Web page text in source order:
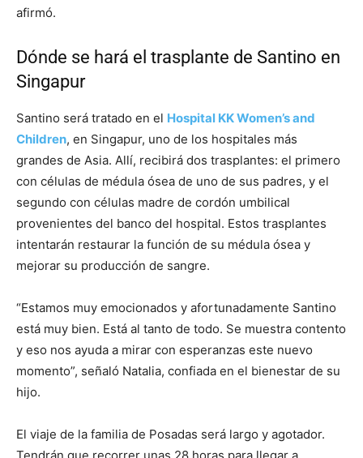
afirmó.
Dónde se hará el trasplante de Santino en
Singapur
Santino será tratado en el Hospital KK Women’s and
Children, en Singapur, uno de los hospitales más
grandes de Asia. Allí, recibirá dos trasplantes: el primero
con células de médula ósea de uno de sus padres, y el
segundo con células madre de cordón umbilical
provenientes del banco del hospital. Estos trasplantes
intentarán restaurar la función de su médula ósea y
mejorar su producción de sangre.
“Estamos muy emocionados y afortunadamente Santino
está muy bien. Está al tanto de todo. Se muestra contento
y eso nos ayuda a mirar con esperanzas este nuevo
momento”, señaló Natalia, confiada en el bienestar de su
hijo.
El viaje de la familia de Posadas será largo y agotador.
Tendrán que recorrer unas 28 horas para llegar a